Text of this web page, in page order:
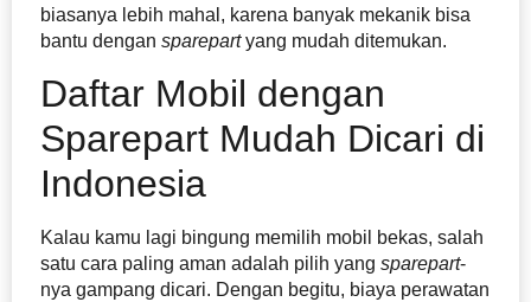
biasanya lebih mahal, karena banyak mekanik bisa
bantu dengan sparepartyang mudah ditemukan.
Daftar Mobil dengan
Sparepart Mudah Dicari di
Indonesia
Kalau kamu lagi bingung memilih mobil bekas, salah
satu cara paling aman adalah pilih yang sparepart-
nya gampang dicari. Dengan begitu, biaya perawatan